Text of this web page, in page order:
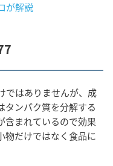
が解説
ではありませんが、成
タンパク質を分解する
含まれているので効果
物だけではなく食品に